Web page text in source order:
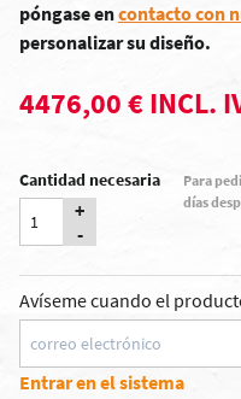
póngase encontacto con
personalizar su diseño.
4476,00 € INCL.
Cantidad necesaria
+
-
Para
días
Avíseme cuando el
Entrar en el sistema